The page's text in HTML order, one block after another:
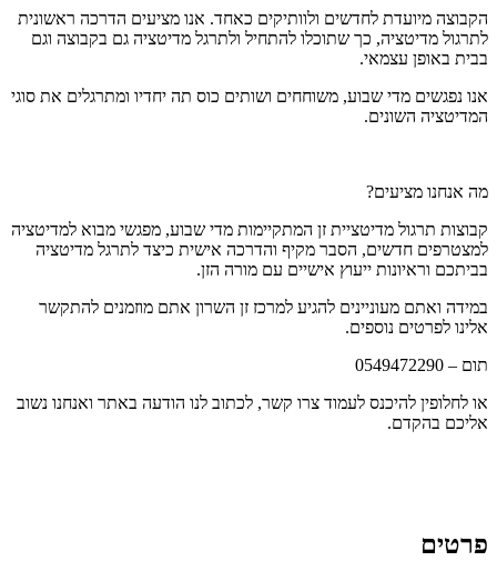
הקבוצה מיועדת לחדשים ולוותיקים כאחד. אנו מציעים הדרכה ראשונית
לתרגול מדיטציה, כך שתוכלו להתחיל ולתרגל מדיטציה גם בקבוצה וגם
בבית באופן עצמאי.
אנו נפגשים מדי שבוע, משוחחים ושותים כוס תה יחדיו ומתרגלים את סוגי
המדיטציה השונים.
מה אנחנו מציעים?
בביתכם וראיונות ייעוץ אישיים עם מורה הזן.
אלינו לפרטים נוספים.
תום – 0549472290
אליכם בהקדם.
פרטים